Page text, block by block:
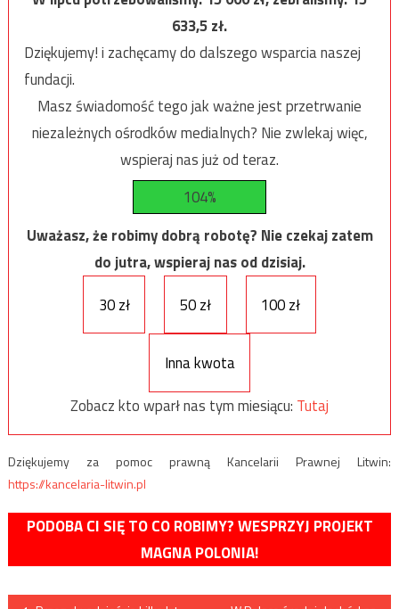
633,5zł.
Dziękujemy! i zachęcamy do dalszego wsparcia naszej
fundacji.
Masz świadomość tego jak ważne jest przetrwanie
niezależnych ośrodków medialnych? Nie zwlekaj więc,
wspieraj nas już od teraz.
104%
Uważasz, że robimy dobrą robotę? Nie czekaj zatem
do jutra, wspieraj nas od dzisiaj.
30 zł
50 zł 100 zł
Inna kwota
Zobacz kto wparł nas tym miesiącu: Tutaj
Dziękujemy za pomoc prawną Kancelarii Prawnej Litwin:
https://kancelaria-litwin.pl
PODOBA CI SIĘ TO CO ROBIMY? WESPRZYJ PROJEKT
MAGNA POLONIA!